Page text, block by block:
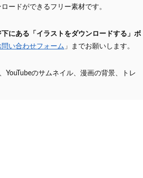
ードができるフリー素材です。
下にある「イラストをダウンロードする」ボ
問い合わせフォーム 」までお願いします。
YouTubeのサムネイル、漫画の背景、トレ